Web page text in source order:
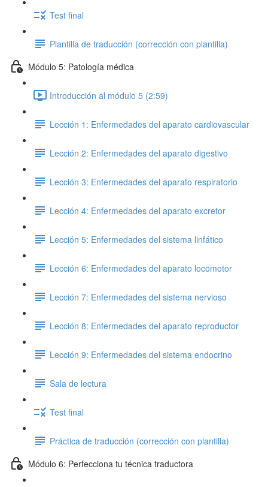
Test final
Plantilla de traducción (corrección con plantilla)
Módulo 5: Patología médica
Introducción al módulo 5 (2:59)
Lección 1: Enfermedades del aparato cardiovascular
Lección 2: Enfermedades del aparato digestivo
Lección 3: Enfermedades del aparato respiratorio
Lección 4: Enfermedades del aparato excretor
Lección 5: Enfermedades del sistema linfático
Lección 6: Enfermedades del aparato locomotor
Lección 7: Enfermedades del sistema nervioso
Lección 8: Enfermedades del aparato reproductor
Lección 9: Enfermedades del sistema endocrino
Sala de lectura
Test final
Práctica de traducción (corrección con plantilla)
Módulo 6: Perfecciona tu técnica traductora